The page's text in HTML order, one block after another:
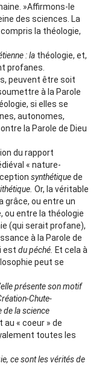
»Affirmons-le
des sciences. La
la théologie,
: la théologie, et,
profanes.
peuvent être soit
à la Parole
si elles se
autonomes,
la Parole de Dieu
du rapport
« nature-
synthétiquede
Or, la véritable
grâce, ou entre un
ou entre la théologie
(qui serait profane),
à la Parole de
est du péché. Et cela à
peut se
présente son motif
Chute-
de la science
« coeur » de
toutes les
ce sont les vérités de